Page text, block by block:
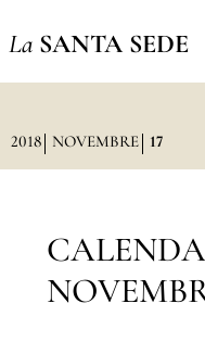
La SANTA SEDE
2018 NOVEMBRE 17